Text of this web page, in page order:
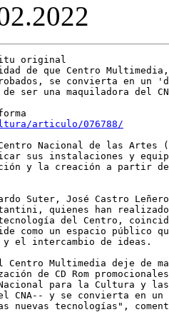
original
de que Centro
se convierta en un
ser una maquiladora del
articulo/076788/
Nacional de las Artes
sus instalaciones y
y la creación a partir de
Suter, José Castro
quienes han
del Centro,
como un espacio público
el intercambio de ideas.
Multimedia deje de
de CD Rom
para la Cultura y las
CNA-- y se convierta en un
nuevas tecnologías",